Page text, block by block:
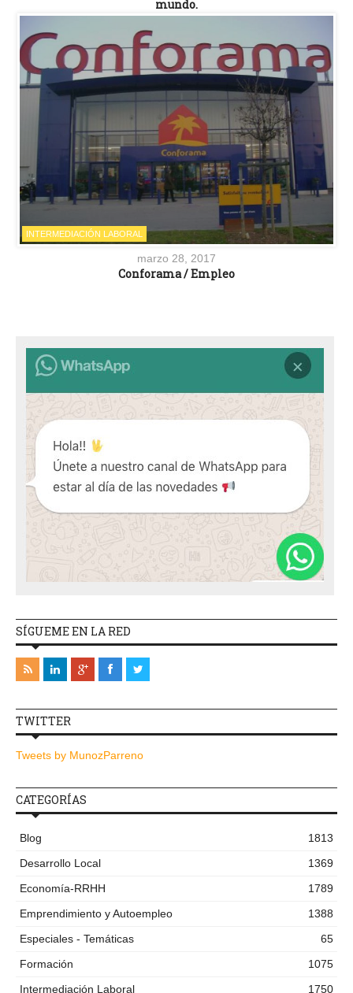
mundo.
INTERMEDIACIÓN LABORAL
marzo 28, 2017
Conforama / Empleo
SÍGUEME EN LA RED
TWITTER
Tweets by MunozParreno
CATEGORÍAS
Blog
1813
Desarrollo Local
1369
Economía-RRHH
1789
Emprendimiento y Autoempleo
1388
Especiales - Temáticas
65
Formación
1075
Intermediación Laboral
1750